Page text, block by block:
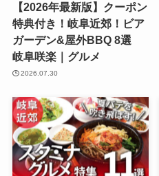
【2026年最新版】クーポン
特典付き！岐阜近郊！ビア
ガーデン&屋外BBQ 8選
岐阜咲楽｜グルメ
2026.07.30